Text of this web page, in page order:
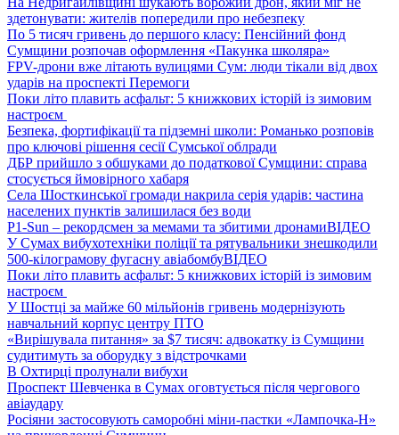
здетонувати: жителів попередили про небезпеку
По 5 тисяч гривень до першого класу: Пенсійний фонд
Сумщини розпочав оформлення «Пакунка школяра»
FPV-дрони вже літають вулицями Сум: люди тікали від двох
ударів на проспекті Перемоги
Поки літо плавить асфальт: 5 книжкових історій із зимовим
настроєм
Безпека, фортифікації та підземні школи: Романько розповів
про ключові рішення сесії Сумської облради
ДБР прийшло з обшуками до податкової Сумщини: справа
стосується ймовірного хабаря
Села Шосткинської громади накрила серія ударів: частина
населених пунктів залишилася без води
P1-Sun – рекордсмен за мемами та збитими дронамиВІДЕО
У Сумах вибухотехніки поліції та рятувальники знешкодили
500-кілограмову фугасну авіабомбуВІДЕО
Поки літо плавить асфальт: 5 книжкових історій із зимовим
настроєм
У Шостці за майже 60 мільйонів гривень модернізують
навчальний корпус центру ПТО
«Вирішувала питання» за $7 тисяч: адвокатку із Сумщини
судитимуть за оборудку з відстрочками
В Охтирці пролунали вибухи
Проспект Шевченка в Сумах оговтується після чергового
авіаудару
Росіяни застосовують саморобні міни-пастки «Лампочка-Н»